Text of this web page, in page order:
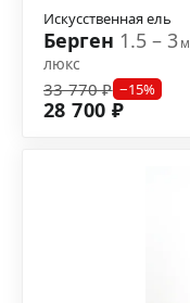
Искусственная ель
Берген 1.5 – 3м
люкс
33 770 ₽ −15%
28 700 ₽